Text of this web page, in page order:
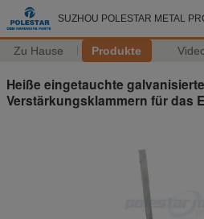
SUZHOU POLESTAR METAL
Zu Hause Produkte
Heiße eingetauchte
Verstärkungsklammern für das